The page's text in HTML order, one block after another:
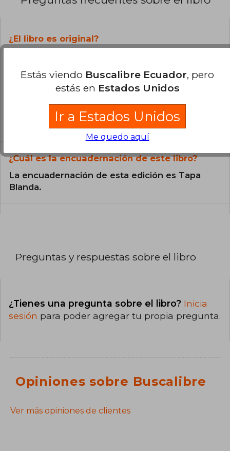
¿El libro es original?
El libro está escrito en Español.
¿Cuál es la encuadernación de este libro?
La encuadernación de esta edición es Tapa
Blanda.
Preguntas y respuestas sobre el libro
¿Tienes una pregunta sobre el libro? Inicia
sesión para poder agregar tu propia pregunta.
Opiniones sobre Buscalibre
Ver más opiniones de clientes
Estás viendo Buscalibre Ecuador, pero
estás en Estados Unidos
Ir a Estados Unidos
Me quedo aquí